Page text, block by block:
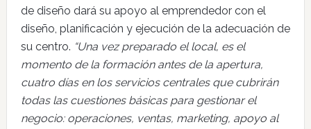
de diseño dará su apoyo al emprendedor con el
diseño, planificación y ejecución de la adecuación de
su centro. “Una vez preparado el local, es el
momento de la formación antes de la apertura,
cuatro días en los servicios centrales que cubrirán
todas las cuestiones básicas para gestionar el
negocio: operaciones, ventas, marketing, apoyo al